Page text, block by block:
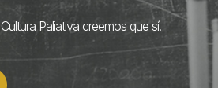
Paliativa creemos que sí.